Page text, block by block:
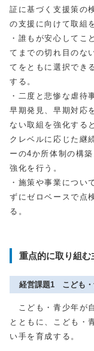
証に基づく支援策の
の支援に向けて取組
・誰もが安心してこ
てまでの切れ目のな
てをともに選択でき
する。
・二度と悲惨な虐待
早期発見、早期対応
ない取組を強化する
クレベルに応じた継
ーの4か所体制の構
強化を行う。
・施策や事業につい
ずにゼロベースで点
る。
重点的に取り組む
経営課題1 こども・
こども・青少年が
とともに、こども・
い手を育成する。